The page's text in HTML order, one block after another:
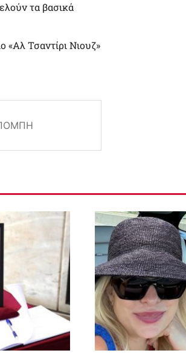
τα βασικά
«Αλ Τσαντίρι Νιουζ»